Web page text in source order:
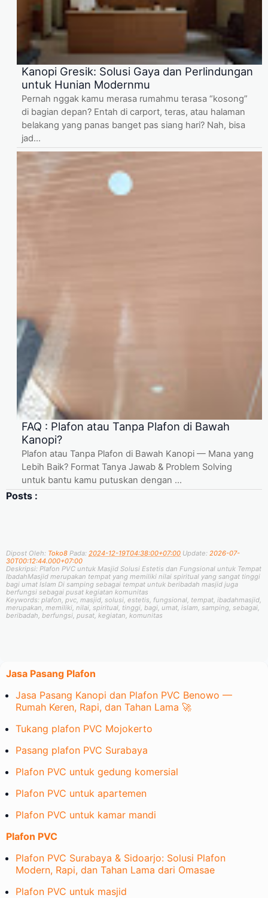
Kanopi Gresik: Solusi Gaya dan Perlindungan
untuk Hunian Modernmu
Pernah nggak kamu merasa rumahmu terasa “kosong”
di bagian depan? Entah di carport, teras, atau halaman
belakang yang panas banget pas siang hari? Nah, bisa
jad...
FAQ : Plafon atau Tanpa Plafon di Bawah
Kanopi?
Plafon atau Tanpa Plafon di Bawah Kanopi — Mana yang
Lebih Baik? Format Tanya Jawab & Problem Solving
untuk bantu kamu putuskan dengan ...
Posts :
Dipost Oleh: Toko8 Pada: 2024-12-19T04:38:00+07:00 Update: 2026-07-
30T00:12:44.000+07:00
Deskripsi: Plafon PVC untuk Masjid Solusi Estetis dan Fungsional untuk Tempat
IbadahMasjid merupakan tempat yang memiliki nilai spiritual yang sangat tinggi
bagi umat Islam Di samping sebagai tempat untuk beribadah masjid juga
berfungsi sebagai pusat kegiatan komunitas
Keywords: plafon, pvc, masjid, solusi, estetis, fungsional, tempat, ibadahmasjid,
merupakan, memiliki, nilai, spiritual, tinggi, bagi, umat, islam, samping, sebagai,
beribadah, berfungsi, pusat, kegiatan, komunitas
Jasa Pasang Plafon
Jasa Pasang Kanopi dan Plafon PVC Benowo —
Rumah Keren, Rapi, dan Tahan Lama 🚀
Tukang plafon PVC Mojokerto
Pasang plafon PVC Surabaya
Plafon PVC untuk gedung komersial
Plafon PVC untuk apartemen
Plafon PVC untuk kamar mandi
Plafon PVC
Plafon PVC Surabaya & Sidoarjo: Solusi Plafon
Modern, Rapi, dan Tahan Lama dari Omasae
Plafon PVC untuk masjid